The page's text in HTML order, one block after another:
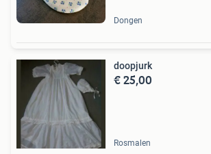
Dongen
doopjurk
€ 25,00
Rosmalen